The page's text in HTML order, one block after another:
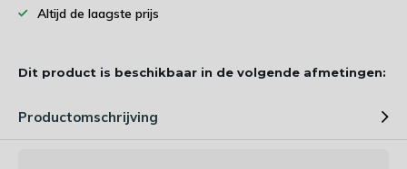
Altijd de laagste prijs
Dit product is beschikbaar in de volgende afmetingen:
Productomschrijving